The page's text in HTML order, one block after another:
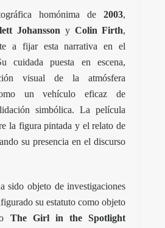
homónima de2003,
Johansson y Colin Firth,
a fijar esta narrativa en el
cuidada puesta en escena,
visual de la atmósfera
un vehículo eficaz de
simbólica. La película
la figura pintada y el relato de
su presencia en el discurso
sido objeto de investigaciones
su estatuto como objeto
The Girl in the Spotlight